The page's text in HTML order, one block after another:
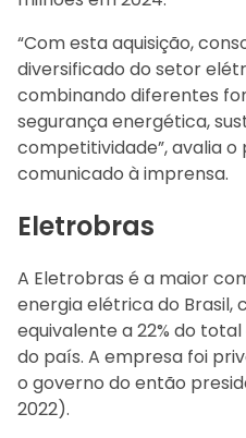
“Com esta aquisição,
diversificado do setor
combinando diferentes
segurança energética,
competitividade”, avalia
comunicado à imprensa.
Eletrobras
A Eletrobras é a maior
energia elétrica do
equivalente a 22% do
do país. A empresa foi
o governo do então
2022).